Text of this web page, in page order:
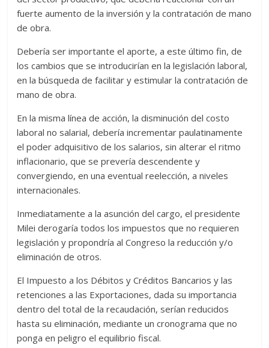
fuerte aumento de la inversión y la contratación de mano
de obra.
Debería ser importante el aporte, a este último fin, de
los cambios que se introducirían en la legislación laboral,
en la búsqueda de facilitar y estimular la contratación de
mano de obra.
En la misma línea de acción, la disminución del costo
laboral no salarial, debería incrementar paulatinamente
el poder adquisitivo de los salarios, sin alterar el ritmo
inflacionario, que se prevería descendente y
convergiendo, en una eventual reelección, a niveles
internacionales.
Inmediatamente a la asunción del cargo, el presidente
Milei derogaría todos los impuestos que no requieren
legislación y propondría al Congreso la reducción y/o
eliminación de otros.
El Impuesto a los Débitos y Créditos Bancarios y las
retenciones a las Exportaciones, dada su importancia
dentro del total de la recaudación, serían reducidos
hasta su eliminación, mediante un cronograma que no
ponga en peligro el equilibrio fiscal.